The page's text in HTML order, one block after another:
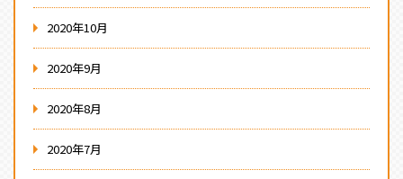
2020年10月
2020年9月
2020年8月
2020年7月